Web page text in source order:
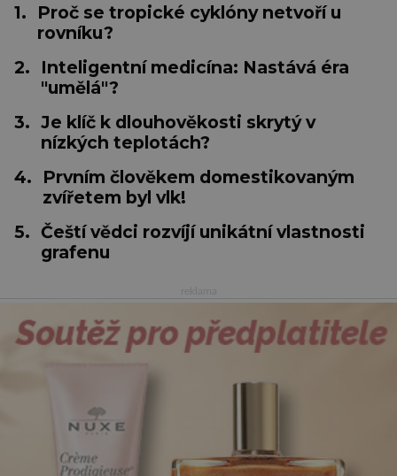
1.
Proč se tropické cyklóny netvoří u
rovníku?
2.
Inteligentní medicína: Nastává éra
"umělá"?
3. Je klíč k dlouhověkosti skrytý v
nízkých teplotách?
4.
Prvním člověkem domestikovaným
zvířetem byl vlk!
5. Čeští vědci rozvíjí unikátní vlastnosti
grafenu